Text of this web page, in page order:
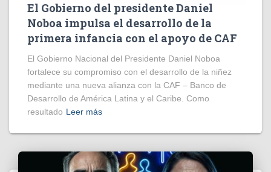
El Gobierno del presidente Daniel
Noboa impulsa el desarrollo de la
primera infancia con el apoyo de CAF
El Gobierno Nacional del Presidente Daniel Noboa
fortalece su compromiso con el desarrollo de la niñez
mediante una nueva alianza con la CAF – Banco de
Desarrollo de América Latina y el Caribe. Como
resultado Leer más